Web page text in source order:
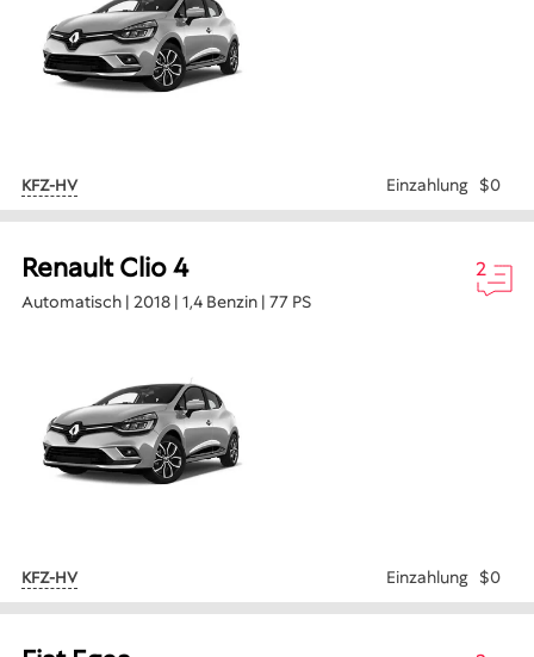
KFZ-HV Einzahlung $0
Renault Clio 4
Automatisch | 2018 | 1,4 Benzin | 77 PS
2
KFZ-HV Einzahlung $0